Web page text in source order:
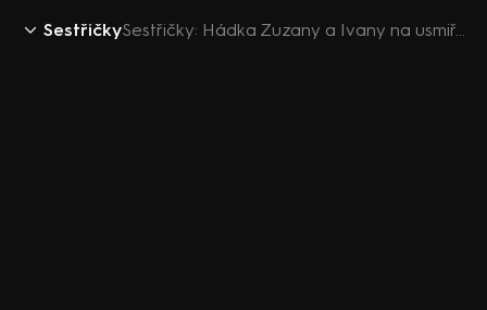
Sestřičky Sestřičky: Hádka Zuzany a Ivany na usmiřovací večeři